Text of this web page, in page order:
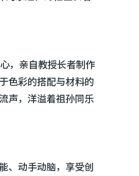
，亲自教授长者制作
色彩的搭配与材料的
声，洋溢着祖孙同乐
、动手动脑，享受创